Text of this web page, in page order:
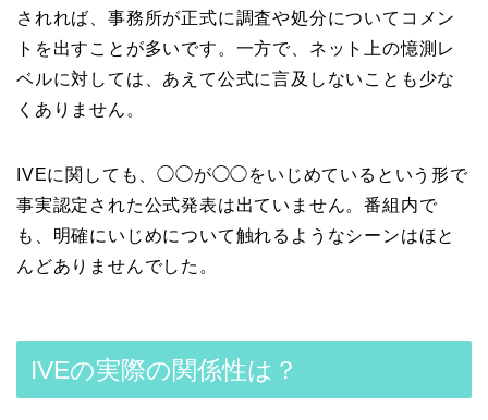
されれば、事務所が正式に調査や処分についてコメン
トを出すことが多いです。一方で、ネット上の憶測レ
ベルに対しては、あえて公式に言及しないことも少な
くありません。
IVEに関しても、◯◯が◯◯をいじめているという形で
事実認定された公式発表は出ていません。番組内で
も、明確にいじめについて触れるようなシーンはほと
んどありませんでした。
IVEの実際の関係性は？